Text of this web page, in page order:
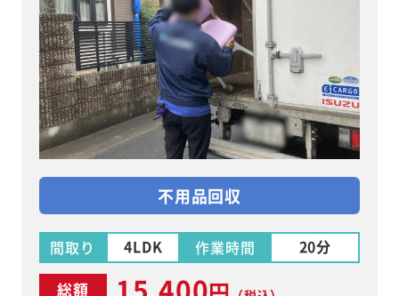
不用品回収
間取り 4LDK 作業時間 20分
総額